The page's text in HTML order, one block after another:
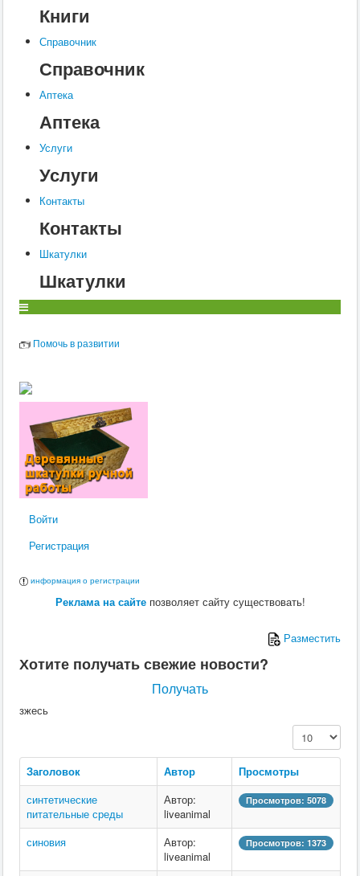
Контакты
Шкатулки
Книги
Справочник
Справочник
Аптека
Аптека
Услуги
Услуги
Контакты
Контакты
Шкатулки
Шкатулки
Помочь в развитии
Войти
Регистрация
информация о регистрации
Реклама на сайтепозволяет сайту существовать!
Разместить
Хотите получать свежие новости?
Получать
зжесь
Кол-во строк:
Заголовок Автор
Просмотры
синтетические
питательные среды
Автор:
liveanimal
Просмотров: 5078
синовия
Автор:
liveanimal
Просмотров: 1373